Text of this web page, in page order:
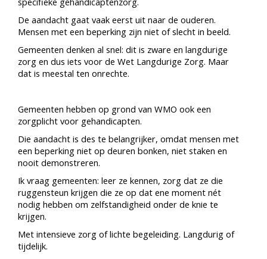
De aandacht gaat vaak eerst uit naar de ouderen.
Mensen met een beperking zijn niet of slecht in beeld.
Gemeenten denken al snel: dit is zware en langdurige
zorg en dus iets voor de Wet Langdurige Zorg. Maar
dat is meestal ten onrechte.
Gemeenten hebben op grond van WMO ook een
zorgplicht voor gehandicapten.
Die aandacht is des te belangrijker, omdat mensen met
een beperking niet op deuren bonken, niet staken en
nooit demonstreren.
Ik vraag gemeenten: leer ze kennen, zorg dat ze die
ruggensteun krijgen die ze op dat ene moment nét
nodig hebben om zelfstandigheid onder de knie te
krijgen.
Met intensieve zorg of lichte begeleiding. Langdurig of
tijdelijk.